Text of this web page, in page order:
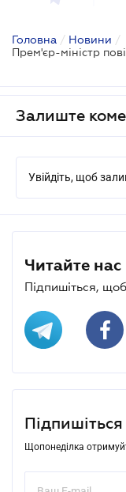
Головна / Новини /
Залиште
Увійдіть, щоб
Читайте
Підпишіться,
Щопонеділка